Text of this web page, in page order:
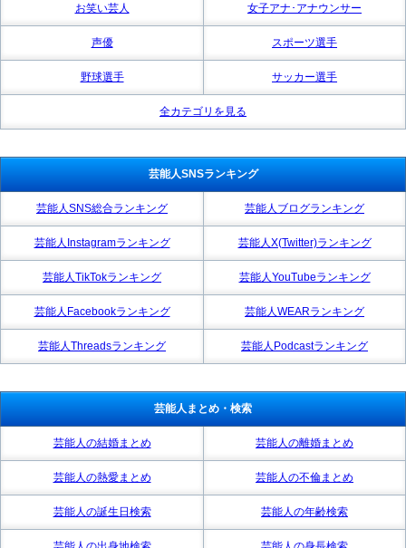
お笑い芸人 女子アナ･アナウンサー
声優 スポーツ選手
野球選手 サッカー選手
全カテゴリを見る
芸能人SNSランキング
芸能人SNS総合ランキング 芸能人ブログランキング
芸能人Instagramランキング 芸能人X(Twitter)ランキング
芸能人TikTokランキング 芸能人YouTubeランキング
芸能人Facebookランキング 芸能人WEARランキング
芸能人Threadsランキング 芸能人Podcastランキング
芸能人まとめ・検索
芸能人の結婚まとめ 芸能人の離婚まとめ
芸能人の熱愛まとめ 芸能人の不倫まとめ
芸能人の誕生日検索 芸能人の年齢検索